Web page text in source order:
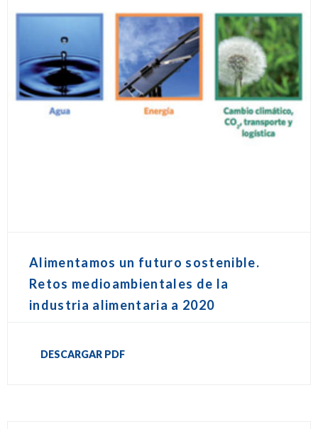
Alimentamos un futuro sostenible.
Retos medioambientales de la
industria alimentaria a 2020
DESCARGAR PDF